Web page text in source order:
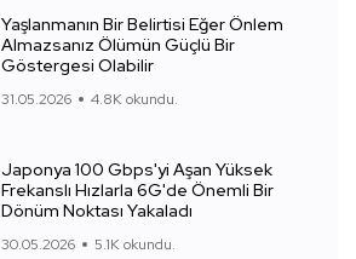
Yaşlanmanın Bir Belirtisi Eğer Önlem
Almazsanız Ölümün Güçlü Bir
Göstergesi Olabilir
31.05.2026 4.8K okundu.
Japonya 100 Gbps'yi Aşan Yüksek
Frekanslı Hızlarla 6G'de Önemli Bir
Dönüm Noktası Yakaladı
30.05.2026 5.1K okundu.